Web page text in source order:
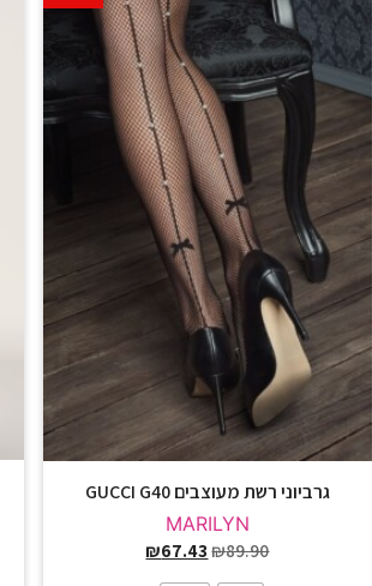
גרביוני רשת מעוצבים GUCCI G40
MARILYN
₪89.90
₪67.43